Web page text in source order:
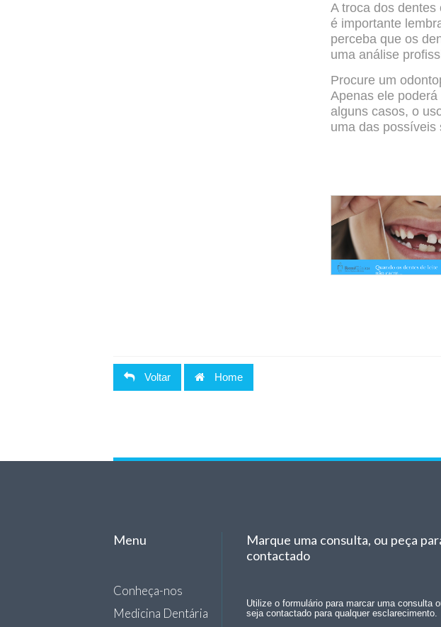
A troca dos
é importante
perceba que os
uma análise
Procure um
Apenas ele
algunscasos, o
umadas possíveis
Voltar Home
Menu
Conheça-nos
Medicina Dentária
Marque uma consulta, ou peça
contactado
Utilize o formulário para marcar uma consulta
seja contactado para qualquer esclarecimento.